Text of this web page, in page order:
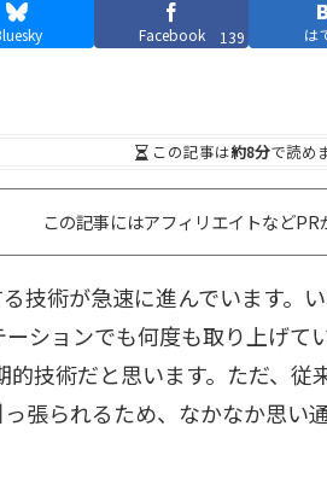
Facebook 139 は
この記事は約8分で読め
この記事にはアフィリエイトなど
技術が急速に進んでいます。
ションでも何度も取り上げて
的技術だと思います。ただ、従
張られるため、なかなか思い